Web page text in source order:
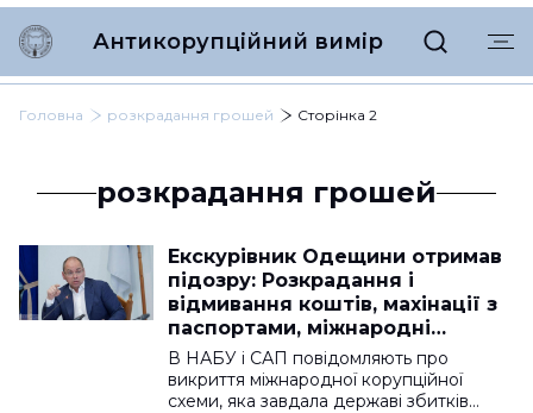
Антикорупційний вимір
Головна розкрадання грошей Сторінка 2
розкрадання грошей
Екскурівник Одещини отримав
підозру: Розкрадання і
відмивання коштів, махінації з
паспортами, міжнародні
корупційні схеми
В НАБУ і САП повідомляють про
викриття міжнародної корупційної
схеми, яка завдала державі збитків…